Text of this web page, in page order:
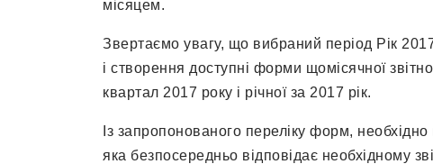
місяцем.
Звертаємо увагу, що вибраний період Рік
і створення доступні форми щомісячної
квартал 2017 року і річної за 2017 рік.
Із запропонованого переліку форм,
яка безпосередньо відповідає необхідному